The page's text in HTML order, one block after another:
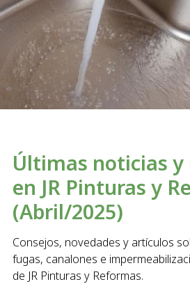
Últimas noticias y
en JR Pinturas y
(Abril/2025)
Consejos, novedades y artículos
fugas, canalones e
de JR Pinturas y Reformas.